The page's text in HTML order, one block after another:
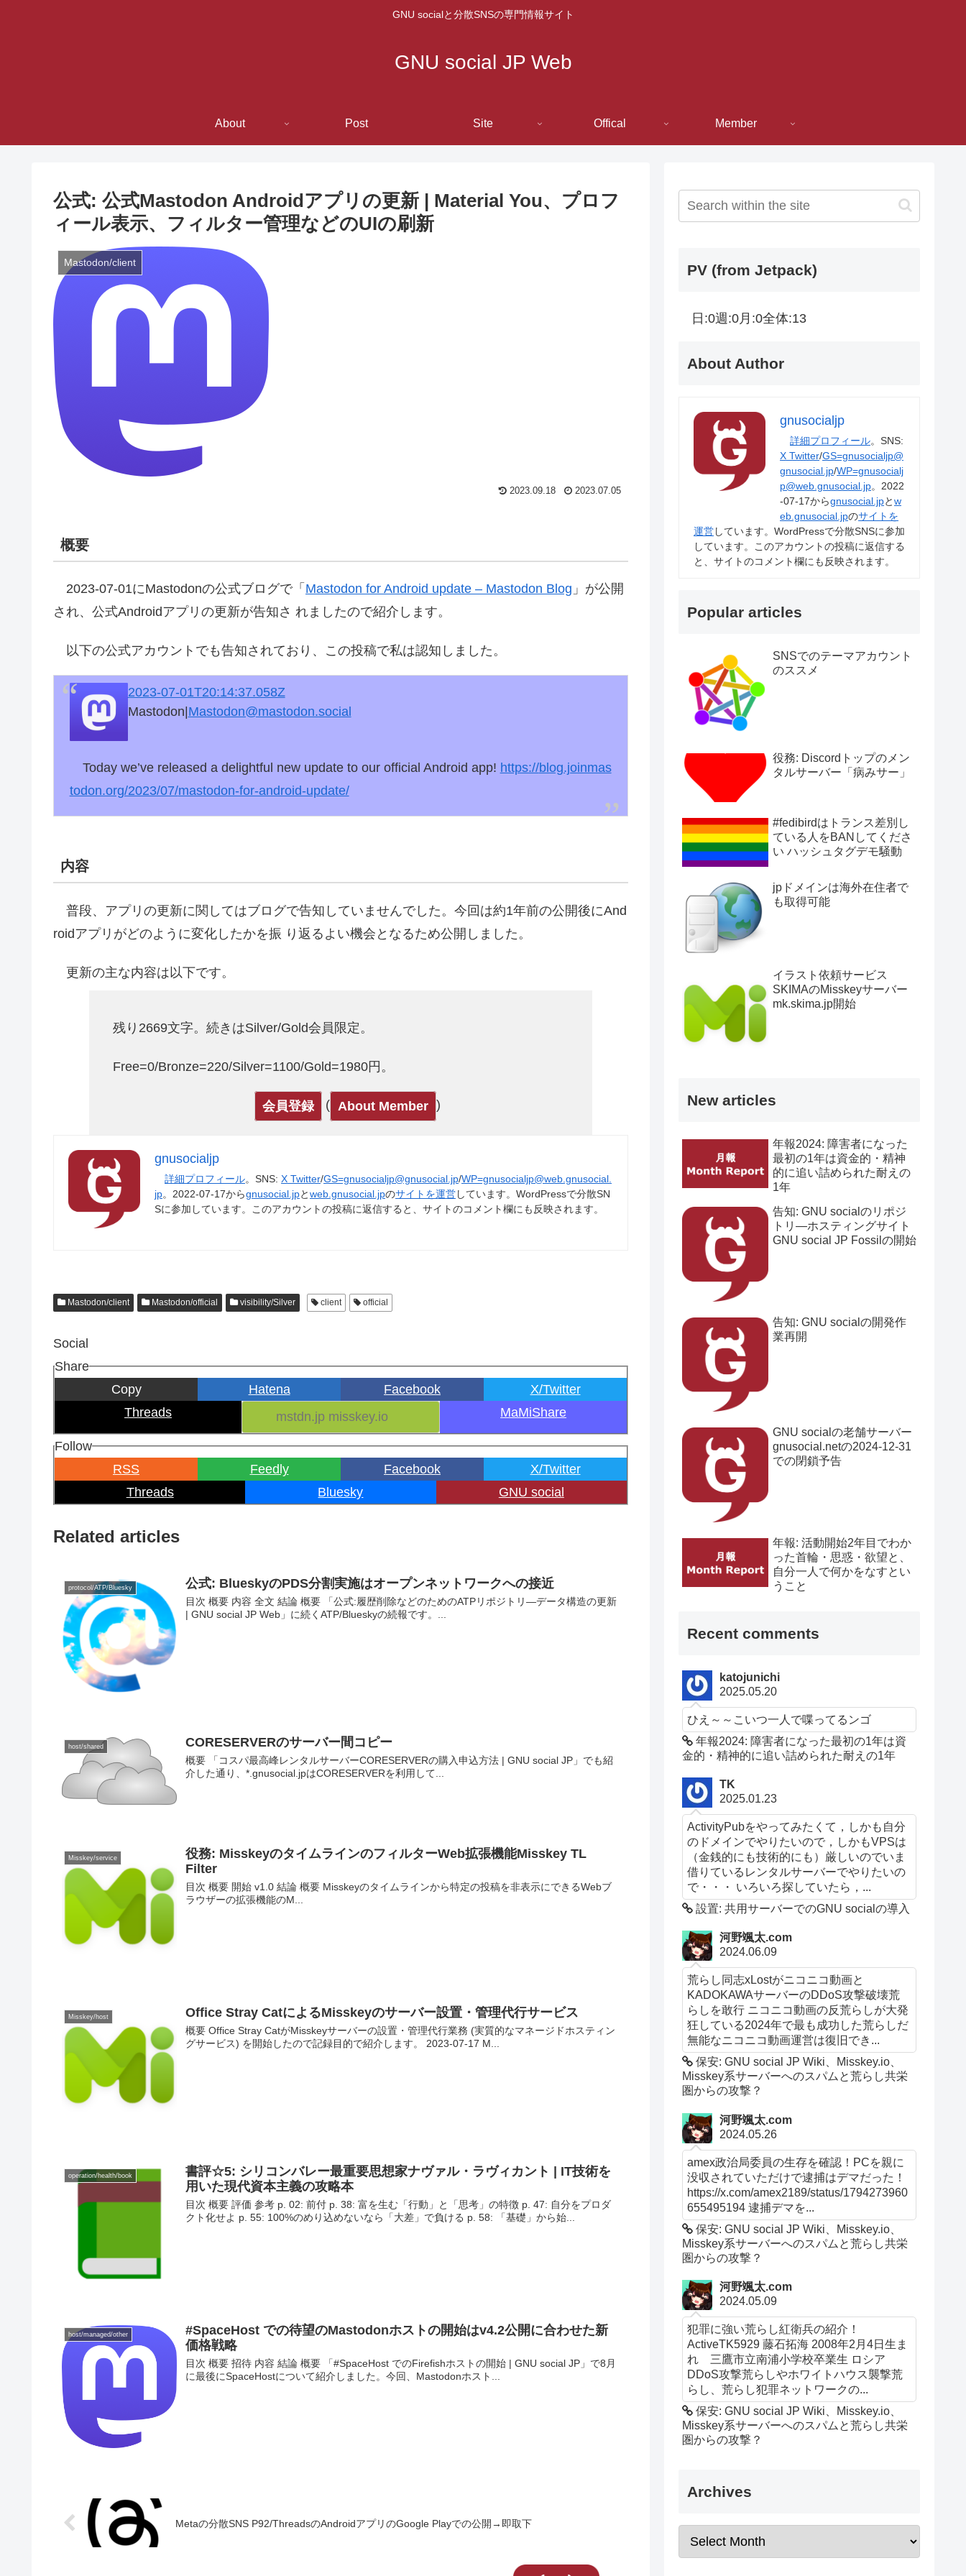
GNU socialと分散SNSの専門情報サイト
GNU social JP Web
About Post Site Offical Member
公式: 公式Mastodon Androidアプリの更新 | Material You、プロフ
ィール表示、フィルター管理などのUIの刷新
Mastodon/client
2023.09.18 2023.07.05
概要
2023-07-01にMastodonの公式ブログで「 Mastodon for Android update – Mastodon Blog 」が公開
され、公式Androidアプリの更新が告知さ れましたので紹介します。
以下の公式アカウントでも告知されており、この投稿で私は認知しました。
2023-07-01T20:14:37.058Z
Mastodon|Mastodon@mastodon.social
Today we’ve released a delightful new update to our official Android app! https://blog.joinmas
todon.org/2023/07/mastodon-for-android-update/
内容
普段、アプリの更新に関してはブログで告知していませんでした。今回は約1年前の公開後にAnd
roidアプリがどのように変化したかを振 り返るよい機会となるため公開しました。
更新の主な内容は以下です。
残り2669文字。続きはSilver/Gold会員限定。
Free=0/Bronze=220/Silver=1100/Gold=1980円。
会員登録 ( About Member )
gnusocialjp
詳細プロフィール。SNS: X Twitter/GS=gnusocialjp@gnusocial.jp/WP=gnusocialjp@web.gnusocial.
jp。2022-07-17からgnusocial.jpとweb.gnusocial.jpのサイトを運営しています。WordPressで分散SN
Sに参加しています。このアカウントの投稿に返信すると、サイトのコメント欄にも反映されます。
Mastodon/client Mastodon/official visibility/Silver client official
Social
Share
Copy
Hatena Facebook
X/Twitter
Threads
MaMiShare
Follow
RSS
Feedly Facebook
X/Twitter
Threads
Bluesky GNU social
Related articles
protocol/ATP/Bluesky 公式: BlueskyのPDS分割実施はオープンネットワークへの接近
目次 概要 内容 全文 結論 概要 「公式:履歴削除などのためのATPリポジトリ―データ構造の更新
| GNU social JP Web」に続くATP/Blueskyの続報です。...
host/shared CORESERVERのサーバー間コピー
概要 「コスパ最高峰レンタルサーバーCORESERVERの購入申込方法 | GNU social JP」でも紹
介した通り、*.gnusocial.jpはCORESERVERを利用して...
Misskey/service
役務: MisskeyのタイムラインのフィルターWeb拡張機能Misskey TL
Filter
目次 概要 開始 v1.0 結論 概要 Misskeyのタイムラインから特定の投稿を非表示にできるWebブ
ラウザーの拡張機能のM...
Misskey/host Office Stray CatによるMisskeyのサーバー設置・管理代行サービス
概要 Office Stray CatがMisskeyサーバーの設置・管理代行業務 (実質的なマネージドホスティン
グサービス) を開始したので記録目的で紹介します。 2023-07-17 M...
operation/health/book
書評☆5: シリコンバレー最重要思想家ナヴァル・ラヴィカント | IT技術を
用いた現代資本主義の攻略本
目次 概要 評価 参考 p. 02: 前付 p. 38: 富を生む「行動」と「思考」の特徴 p. 47: 自分をプロダ
クト化せよ p. 55: 100%のめり込めないなら「大差」で負ける p. 58: 「基礎」から始...
host/managed/other
#SpaceHost での待望のMastodonホストの開始はv4.2公開に合わせた新
価格戦略
目次 概要 招待 内容 結論 概要 「#SpaceHost でのFirefishホストの開始 | GNU social JP」で8月
に最後にSpaceHostについて紹介しました。今回、Mastodonホスト...
Metaの分散SNS P92/ThreadsのAndroidアプリのGoogle Playでの公開→即取下
PV (from Jetpack)
日:0週:0月:0全体:13
About Author
gnusocialjp
詳細プロフィール。SNS:
X Twitter/GS=gnusocialjp@
gnusocial.jp/WP=gnusocialj
p@web.gnusocial.jp。2022
-07-17からgnusocial.jpとw
eb.gnusocial.jpのサイトを
運営しています。WordPressで分散SNSに参加
しています。このアカウントの投稿に返信する
と、サイトのコメント欄にも反映されます。
Popular articles
SNSでのテーマアカウント
のススメ
役務: Discordトップのメン
タルサーバー「病みサー」
#fedibirdはトランス差別し
ている人をBANしてくださ
い ハッシュタグデモ騒動
jpドメインは海外在住者で
も取得可能
イラスト依頼サービス
SKIMAのMisskeyサーバー
mk.skima.jp開始
New articles
年報2024: 障害者になった
最初の1年は資金的・精神
的に追い詰められた耐えの
1年
告知: GNU socialのリポジ
トリ―ホスティングサイト
GNU social JP Fossilの開始
告知: GNU socialの開発作
業再開
GNU socialの老舗サーバー
gnusocial.netの2024-12-31
での閉鎖予告
年報: 活動開始2年目でわか
った首輪・思惑・欲望と、
自分一人で何かをなすとい
うこと
Recent comments
katojunichi
2025.05.20
ひえ～～こいつ一人で喋ってるンゴ
年報2024: 障害者になった最初の1年は資
金的・精神的に追い詰められた耐えの1年
TK
2025.01.23
ActivityPubをやってみたくて，しかも自分
のドメインでやりたいので，しかもVPSは
（金銭的にも技術的にも）厳しいのでいま
借りているレンタルサーバーでやりたいの
で・・・ いろいろ探していたら，...
設置: 共用サーバーでのGNU socialの導入
河野颯太.com
2024.06.09
荒らし同志xLostがニコニコ動画と
KADOKAWAサーバーのDDoS攻撃破壊荒
らしを敢行 ニコニコ動画の反荒らしが大発
狂している2024年で最も成功した荒らしだ
無能なニコニコ動画運営は復旧でき...
保安: GNU social JP Wiki、Misskey.io、
Misskey系サーバーへのスパムと荒らし共栄
圏からの攻撃？
河野颯太.com
2024.05.26
amex政治局委員の生存を確認！PCを親に
没収されていただけで逮捕はデマだった！
https://x.com/amex2189/status/1794273960
655495194 逮捕デマを...
保安: GNU social JP Wiki、Misskey.io、
Misskey系サーバーへのスパムと荒らし共栄
圏からの攻撃？
河野颯太.com
2024.05.09
犯罪に強い荒らし紅衛兵の紹介！
ActiveTK5929 藤石拓海 2008年2月4日生ま
れ 三鷹市立南浦小学校卒業生 ロシア
DDoS攻撃荒らしやホワイトハウス襲撃荒
らし、荒らし犯罪ネットワークの...
保安: GNU social JP Wiki、Misskey.io、
Misskey系サーバーへのスパムと荒らし共栄
圏からの攻撃？
Archives